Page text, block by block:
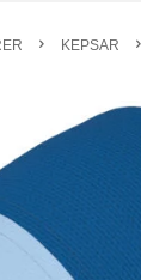
KEPSAR